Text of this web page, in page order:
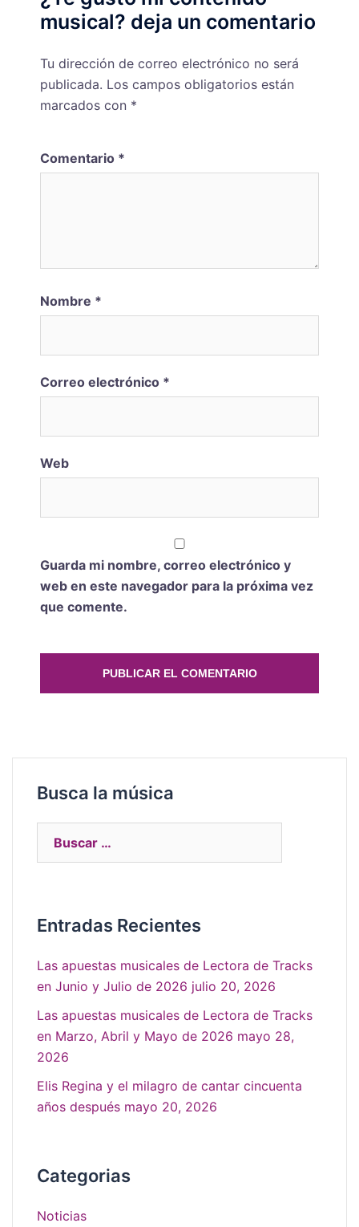
musical? deja un comentario
Tu dirección de correo electrónico no será
publicada. Los campos obligatorios están
marcados con *
Comentario *
Nombre *
Correo electrónico *
Web
Guarda mi nombre, correo electrónico y
web en este navegador para la próxima vez
que comente.
Busca la música
Entradas Recientes
Las apuestas musicales de Lectora de Tracks
en Junio y Julio de 2026 julio 20, 2026
Las apuestas musicales de Lectora de Tracks
en Marzo, Abril y Mayo de 2026 mayo 28,
2026
Elis Regina y el milagro de cantar cincuenta
años después mayo 20, 2026
Categorias
Noticias